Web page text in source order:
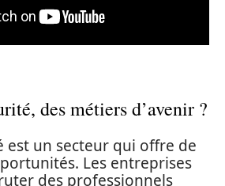
des métiers d’avenir ?
est un secteur qui offre de
Les entreprises
des professionnels